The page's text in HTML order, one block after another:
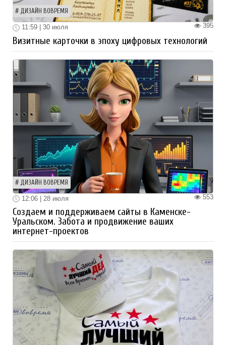
ДИЗАЙН ВОВРЕМЯ
395
11:59 | 30 июля
Визитные карточки в эпоху цифровых технологий
ДИЗАЙН ВОВРЕМЯ
553
12:06 | 28 июля
Создаем и поддерживаем сайты в Каменске-
Уральском. Забота и продвижение ваших
интернет-проектов